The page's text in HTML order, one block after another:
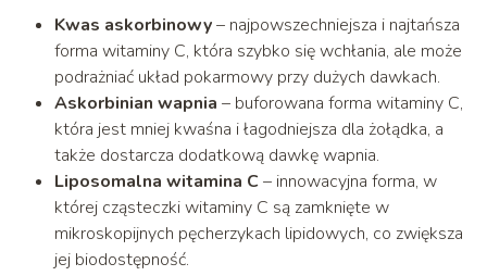
Kwas askorbinowy– najpowszechniejsza i najtańsza
forma witaminy C, która szybko się wchłania, ale może
podrażniać układ pokarmowy przy dużych dawkach.
Askorbinian wapnia – buforowana forma witaminy C,
która jest mniej kwaśna i łagodniejsza dla żołądka, a
także dostarcza dodatkową dawkę wapnia.
Liposomalna witamina C– innowacyjna forma, w
której cząsteczki witaminy C są zamknięte w
mikroskopijnych pęcherzykach lipidowych, co zwiększa
jej biodostępność.